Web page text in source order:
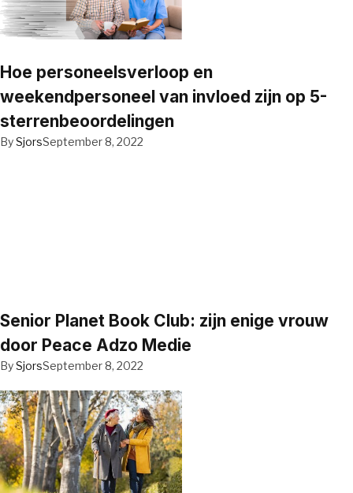
Hoe personeelsverloop en
weekendpersoneel van invloed zijn op 5-
sterrenbeoordelingen
BySjorsSeptember 8, 2022
Senior Planet Book Club: zijn enige vrouw
door Peace Adzo Medie
BySjorsSeptember 8, 2022